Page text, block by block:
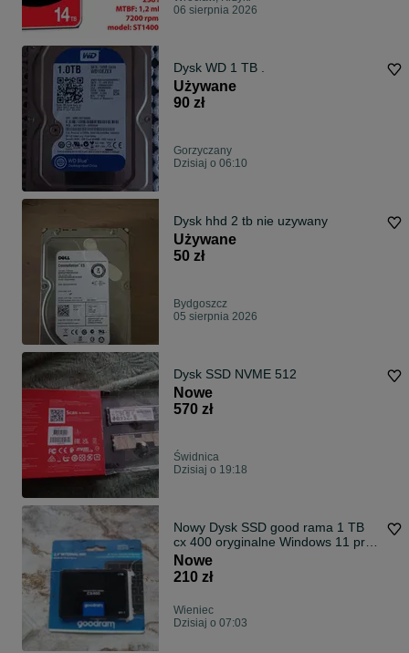
06 sierpnia 2026
Dysk WD 1 TB .
Używane
90 zł
Gorzyczany
Dzisiaj o 06:10
Dysk hhd 2 tb nie uzywany
Używane
50 zł
Bydgoszcz
05 sierpnia 2026
Dysk SSD NVME 512
Nowe
570 zł
Świdnica
Dzisiaj o 19:18
Nowy Dysk SSD good rama 1 TB
cx 400 oryginalne Windows 11 pro
64 bity
Nowe
210 zł
Wieniec
Dzisiaj o 07:03